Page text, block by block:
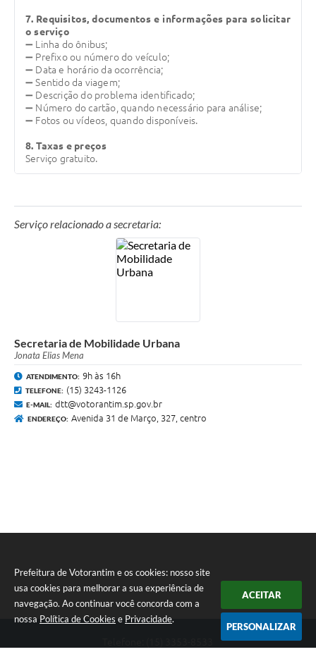
Prefeitura de Votorantim e os cookies: nosso site
usa cookies para melhorar a sua experiência de
navegação. Ao continuar você concorda com a
nossa Política de Cookies e Privacidade.
ACEITAR
PERSONALIZAR
7. Requisitos, documentos e informações para solicitar
o serviço
➖ Linha do ônibus;
➖ Prefixo ou número do veículo;
➖ Data e horário da ocorrência;
➖ Sentido da viagem;
➖ Descrição do problema identificado;
➖ Número do cartão, quando necessário para análise;
➖ Fotos ou vídeos, quando disponíveis.
8. Taxas e preços
Serviço gratuito.
Serviço relacionado a secretaria:
Secretaria de Mobilidade Urbana
Jonata Elias Mena
ATENDIMENTO: 9h às 16h
TELEFONE: (15) 3243-1126
E-MAIL: dtt@votorantim.sp.gov.br
ENDEREÇO: Avenida 31 de Março, 327, centro